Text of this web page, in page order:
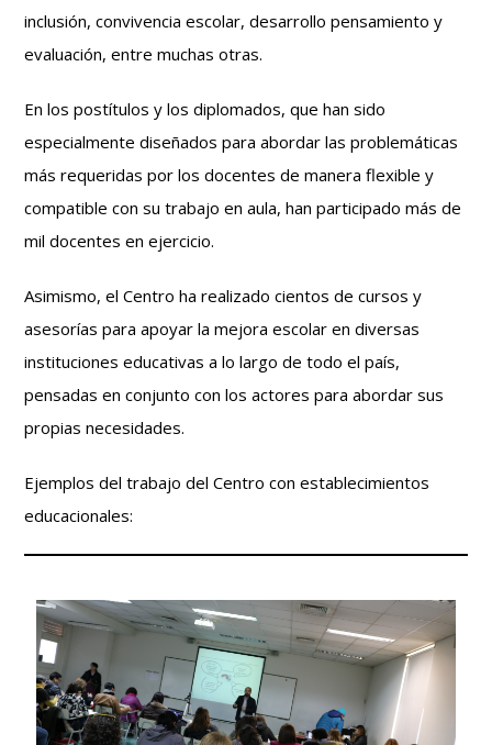
inclusión, convivencia escolar, desarrollo pensamiento y
evaluación, entre muchas otras.
En los postítulos y los diplomados, que han sido
especialmente diseñados para abordar las problemáticas
más requeridas por los docentes de manera flexible y
compatible con su trabajo en aula, han participado más de
mil docentes en ejercicio.
Asimismo, el Centro ha realizado cientos de cursos y
asesorías para apoyar la mejora escolar en diversas
instituciones educativas a lo largo de todo el país,
pensadas en conjunto con los actores para abordar sus
propias necesidades.
Ejemplos del trabajo del Centro con establecimientos
educacionales: